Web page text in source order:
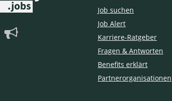
Job suchen
Job Alert
Karriere-Ratgeber
Fragen & Antworten
Benefits erklärt
Partnerorganisationen